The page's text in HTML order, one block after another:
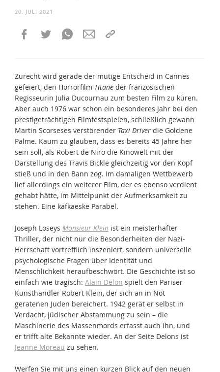
20. JULI 2021
Zurecht wird gerade der mutige Entscheid in Cannes
gefeiert, den Horrorfilm Titane der französischen
Regisseurin Julia Ducournau zum besten Film zu küren.
Aber auch 1976 war schon ein besonderes Jahr bei den
prestigeträchtigen Filmfestspielen, schließlich gewann
Martin Scorseses verstörender Taxi Driver die Goldene
Palme. Kaum zu glauben, dass es bereits 45 Jahre her
sein soll, als Robert de Niro die Kinowelt mit der
Darstellung des Travis Bickle gleichzeitig vor den Kopf
stieß und in den Bann zog. Im damaligen Wettbewerb
lief allerdings ein weiterer Film, der es ebenso verdient
gehabt hätte, im Mittelpunkt der Aufmerksamkeit zu
stehen. Eine kafkaeske Parabel.
Joseph Loseys Monsieur Klein ist ein meisterhafter
Thriller, der nicht nur die Besonderheiten der Nazi-
Herrschaft vortrefflich inszeniert, sondern universelle
psychologische Fragen über Identität und
Menschlichkeit heraufbeschwört. Die Geschichte ist so
einfach wie tragisch: Alain Delon spielt den Pariser
Kunsthändler Robert Klein, der sich an in Not
geratenen Juden bereichert. 1942 gerät er selbst in
Verdacht, jüdischer Abstammung zu sein – die
Maschinerie des Massenmords erfasst auch ihn, und
er trifft alte Bekannte wieder. An der Seite Delons ist
Jeanne Moreau zu sehen.
Werfen Sie mit uns einen kurzen Blick auf den neuen